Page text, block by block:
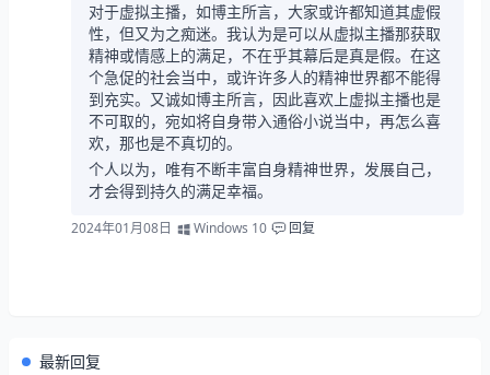
对于虚拟主播，如博主所言，大家或许都知道其虚假
性，但又为之痴迷。我认为是可以从虚拟主播那获取
精神或情感上的满足，不在乎其幕后是真是假。在这
个急促的社会当中，或许许多人的精神世界都不能得
到充实。又诚如博主所言，因此喜欢上虚拟主播也是
不可取的，宛如将自身带入通俗小说当中，再怎么喜
欢，那也是不真切的。
个人以为，唯有不断丰富自身精神世界，发展自己，
才会得到持久的满足幸福。
2024年01月08日 Windows 10 回复
最新回复